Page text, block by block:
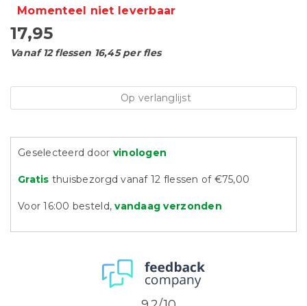
Momenteel niet leverbaar
17,95
Vanaf 12 flessen 16,45 per fles
Op verlanglijst
Geselecteerd door vinologen
Gratis thuisbezorgd vanaf 12 flessen of €75,00
Voor 16:00 besteld,vandaag verzonden